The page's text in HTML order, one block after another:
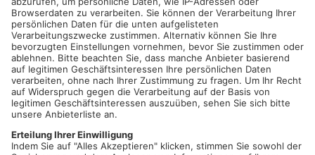
PRIMAVERALAND.Heute Morgen sind im Wildpark Büdingen
vier Tiere tot aufgefunden worden. Das hat der Tierpark heute
mitgeteilt. Ob es sich um einen Wolfsriss handelt, ist noch
unklar, laut Bürgermeister Benjamin Harris deuten erste Spuren
darauf. Für Klarheit sollen Proben sorgen, die im Senckenberg-
Zentrum in Gelnhausen ausgewertet werden. In der Region um
den Spessart ist es im letzten Jahr immer wieder zu
Wolfsrissen gekommen.
Artikel teilen